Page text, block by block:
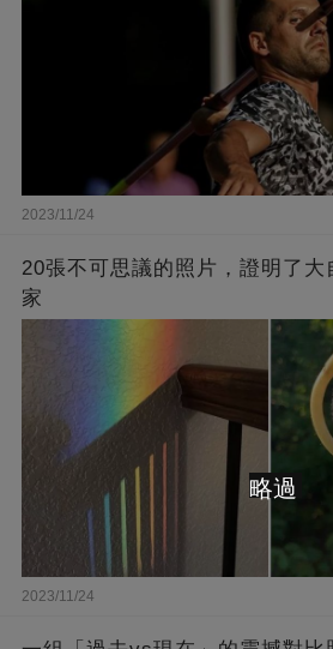
2023/11/24
20張不可思議的照片，證明了
家
2023/11/24
略過